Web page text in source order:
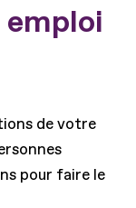
de votre
pour faire le